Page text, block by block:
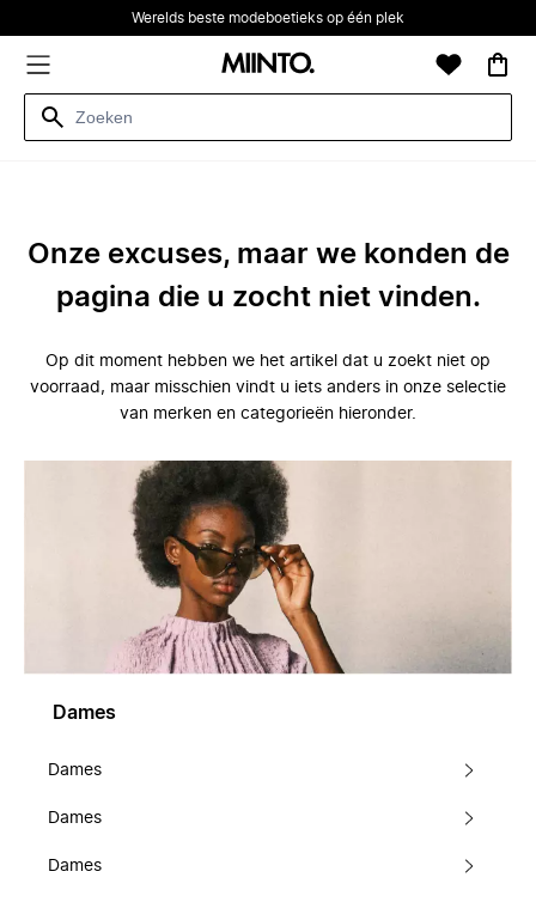
Werelds beste modeboetieks op één plek
Onze excuses, maar we konden de
pagina die u zocht niet vinden.
Op dit moment hebben we het artikel dat u zoekt niet op
voorraad, maar misschien vindt u iets anders in onze selectie
van merken en categorieën hieronder.
Dames
Dames
Dames
Dames